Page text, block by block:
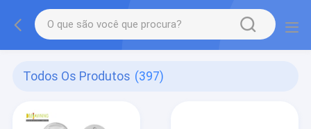
Todos Os Produtos (397)